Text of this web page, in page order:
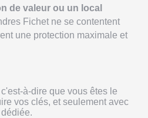
de valeur ou un local
Fichet ne se contentent
une protection maximale et
à-dire que vous êtes le
vos clés, et seulement avec